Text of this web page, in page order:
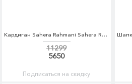
Кардиган Sahera Rahmani Sahera Rahmani MP002XW1AVA6
11299
5650
Подписаться на скидку